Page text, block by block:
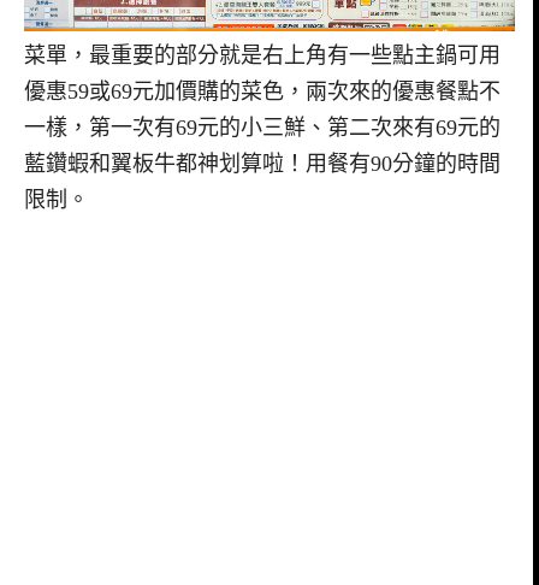
菜單，最重要的部分就是右上角有一些點主鍋可用
優惠59或69元加價購的菜色，兩次來的優惠餐點不
一樣，第一次有69元的小三鮮、第二次來有69元的
藍鑽蝦和翼板牛都神划算啦！用餐有90分鐘的時間
限制。